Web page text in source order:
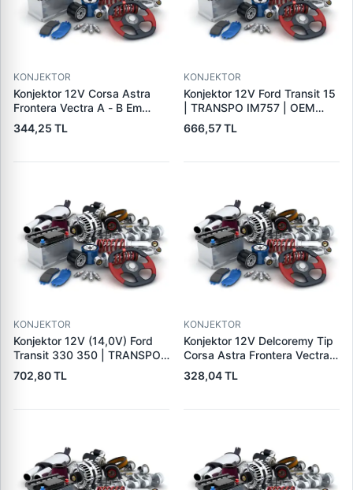
KONJEKTOR
Konjektor 12V Corsa Astra
Frontera Vectra A - B Em
Astra G | PARS PRS-DE701 |
OEM 1204270 140475019
344,25 TL
KONJEKTOR
Konjektor 12V Ford Transit 15
| TRANSPO IM757 | OEM
A866X40371
666,57 TL
KONJEKTOR
Konjektor 12V (14,0V) Ford
Transit 330 350 | TRANSPO
F610
702,80 TL
KONJEKTOR
Konjektor 12V Delcoremy Tip
Corsa Astra Frontera Vectra
A - B Em Astra G | YUNYI 01-
004 | OEM 1204270
328,04 TL